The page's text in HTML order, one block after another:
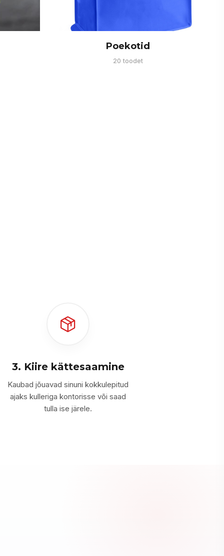
Poekotid
20 toodet
3. Kiire kättesaamine
Kaubad jõuavad sinuni kokkulepitud
ajaks kulleriga kontorisse või saad
tulla ise järele.